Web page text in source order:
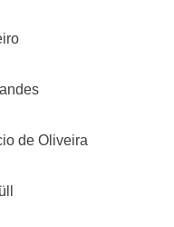
de Oliveira